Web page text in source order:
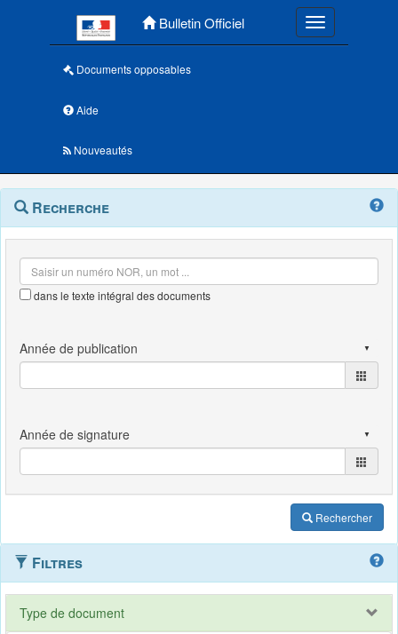
Bulletin Officiel Toggle
Documents opposables
Aide
Nouveautés
Navigation
outils
Menu
contextuel
Recherche
dans le texte intégral des documents
Rechercher
Filtres
Type de document